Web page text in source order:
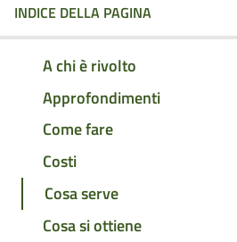
INDICE DELLA PAGINA
A chi è rivolto
Approfondimenti
Come fare
Costi
Cosa serve
Cosa si ottiene